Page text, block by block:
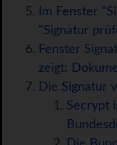
Im Fenster
"Signatur
Fenster
zeigt:
Die Signatur
Secrypt